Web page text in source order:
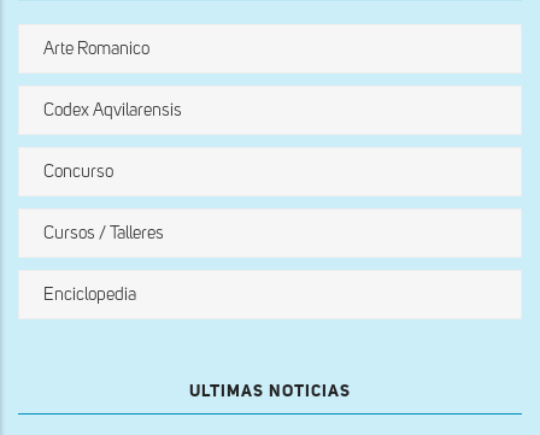
Arte Romanico
Codex Aqvilarensis
Concurso
Cursos / Talleres
Enciclopedia
ULTIMAS NOTICIAS